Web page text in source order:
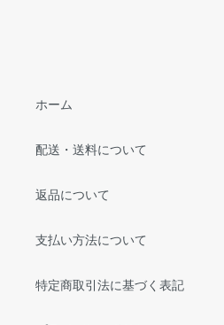
ホーム
配送・送料について
返品について
支払い方法について
特定商取引法に基づく表記